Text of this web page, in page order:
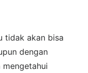
tidak akan bisa
dengan
mengetahui